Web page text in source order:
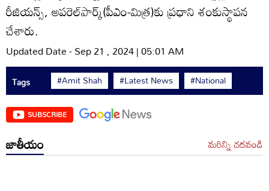
రీజియన్స్‌, అపరెల్‌పార్క్‌(పీఎం-మిత్ర)కు ప్రధాని శంకుస్థాపన
చేశారు.
Updated Date - Sep 21 , 2024 | 05:01 AM
Tags #Amit Shah #Latest News #National
SUBSCRIBE
జాతీయం మరిన్ని చదవండి